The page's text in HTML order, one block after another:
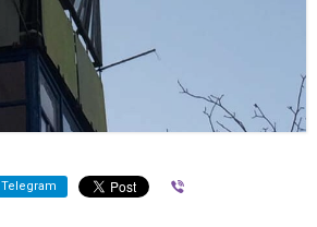
Telegram